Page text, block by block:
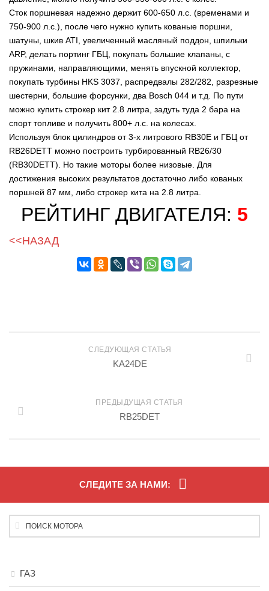
Cток поршневая надежно держит 600-650 л.с. (временами и
750-900 л.с.), после чего нужно купить кованые поршни,
шатуны, шкив ATI, увеличенный масляный поддон, шпильки
ARP, делать портинг ГБЦ, покупать большие клапаны, с
пружинами, направляющими, менять впускной коллектор,
покупать турбины HKS 3037, распредвалы 282/282, разрезные
шестерни, большие форсунки, два Bosch 044 и т.д. По пути
можно купить строкер кит 2.8 литра, задуть туда 2 бара на
спорт топливе и получить 800+ л.с. на колесах.
Используя блок цилиндров от 3-х литрового RB30E и ГБЦ от
RB26DETT можно построить турбированный RB26/30
(RB30DETT). Но такие моторы более низовые. Для
достижения высоких результатов достаточно либо кованых
поршней 87 мм, либо строкер кита на 2.8 литра.
РЕЙТИНГ ДВИГАТЕЛЯ: 5
<<НАЗАД
СЛЕДУЮЩАЯ СТАТЬЯ
KA24DE
ПРЕДЫДУЩАЯ СТАТЬЯ
RB25DET
СЛЕДИТЕ ЗА НАМИ:
ГАЗ